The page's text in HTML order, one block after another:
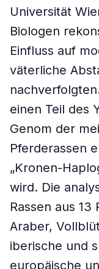
Universität
Biologen
Einfluss auf
väterliche
einen Teil des
Genom der
Pferderassen
„Kronen-
wird. Die
Rassen aus
Araber,
iberische und
europäische